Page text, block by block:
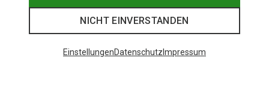
NICHT EINVERSTANDEN
EinstellungenDatenschutz Impressum